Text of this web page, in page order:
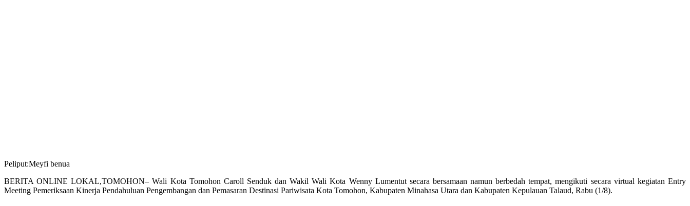
Peliput:Meyfi benua
BERITA ONLINE LOKAL,TOMOHON– Wali Kota Tomohon Caroll Senduk dan Wakil Wali Kota Wenny Lumentut secara bersamaan namun berbedah tempat, mengikuti secara virtual kegiatan Entry
Meeting Pemeriksaan Kinerja Pendahuluan Pengembangan dan Pemasaran Destinasi Pariwisata Kota Tomohon, Kabupaten Minahasa Utara dan Kabupaten Kepulauan Talaud, Rabu (1/8).